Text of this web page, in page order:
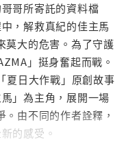
哥所寄託的資料檔
，解救真紀的佳主馬
莫大的危害。為了守護
」挺身奮起而戰。
夏日大作戰」原創故事
」為主角，展開一場
由不同的作者詮釋，
的感受。